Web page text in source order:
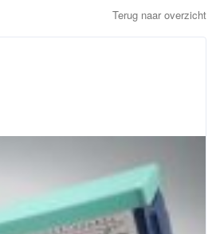
Terug naar overzicht